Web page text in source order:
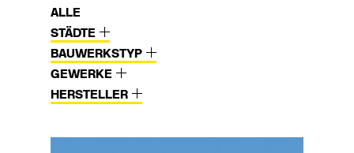
ALLE
STÄDTE
BAUWERKSTYP
GEWERKE
HERSTELLER